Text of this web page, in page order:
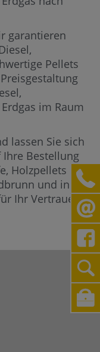
garantieren
Pellets
im Raum
lassen Sie sich
Bestellung
Holzpellets
und in die
Ihr Vertrauen.